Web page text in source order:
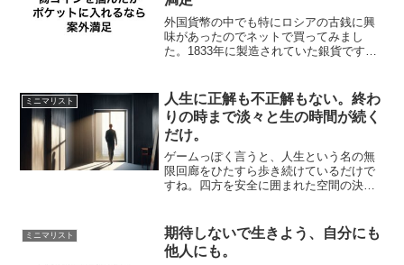
外国貨幣の中でも特にロシアの古銭に興
味があったのでネットで買ってみまし
た。1833年に製造されていた銀貨です
本物同然なんですが一目瞭然だったんで
すよ。それはなぜかと言う...
ミニマリスト
人生に正解も不正解もない。終わ
りの時まで淡々と生の時間が続く
だけ。
ゲームっぽく言うと、人生という名の無
限回廊をひたすら歩き続けているだけで
すね。四方を安全に囲まれた空間の決ま
美味しいご飯を食べたり、家族や友人と
貴重な一時を過ごすのもい...
ミニマリスト
期待しないで生きよう、自分にも
他人にも。